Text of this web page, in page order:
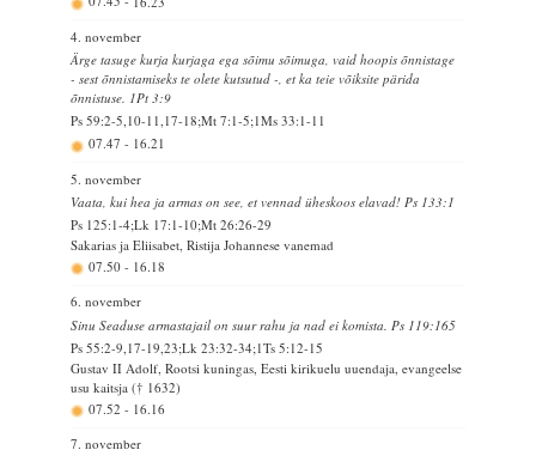
4. november
Ärge tasuge kurja kurjaga ega sõimu sõimuga, vaid hoopis õnnistage
- sest õnnistamiseks te olete kutsutud -, et ka teie võiksite pärida
õnnistuse. 1Pt 3:9
Ps 59:2-5,10-11,17-18;Mt 7:1-5;1Ms 33:1-11
07.47 - 16.21
5. november
Vaata, kui hea ja armas on see, et vennad üheskoos elavad! Ps 133:1
Ps 125:1-4;Lk 17:1-10;Mt 26:26-29
Sakarias ja Eliisabet, Ristija Johannese vanemad
07.50 - 16.18
6. november
Sinu Seaduse armastajail on suur rahu ja nad ei komista. Ps 119:165
Ps 55:2-9,17-19,23;Lk 23:32-34;1Ts 5:12-15
Gustav II Adolf, Rootsi kuningas, Eesti kirikuelu uuendaja, evangeelse
usu kaitsja († 1632)
07.52 - 16.16
7. november